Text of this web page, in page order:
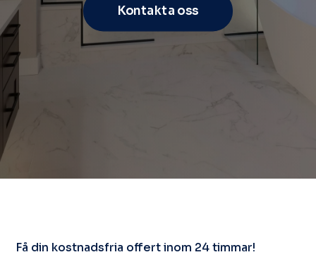
Kontakta oss
Få din kostnadsfria offert inom 24 timmar!